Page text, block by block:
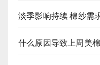
淡季影响持续 棉纱需
什么原因导致上周美